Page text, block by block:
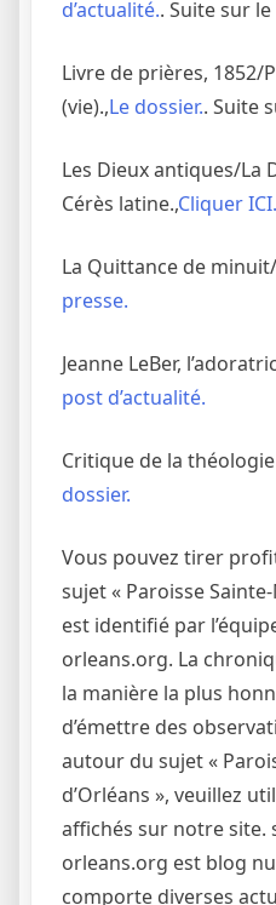
d’actualité.. Suite sur
Livre de prières, 1852/
(vie).,Le dossier.. Suite
Les Dieux antiques/La
Cérès latine.,Cliquer ICI.
La Quittance de
presse.
Jeanne LeBer,
post d’actualité.
Critique de la
dossier.
Vous pouvez tirer
sujet « Paroisse
est identifié par
orleans.org. La
la manière la plus
d’émettre des
autour du sujet «
d’Orléans », veuillez
affichés sur notre site.
orleans.org est blog
comporte diverses